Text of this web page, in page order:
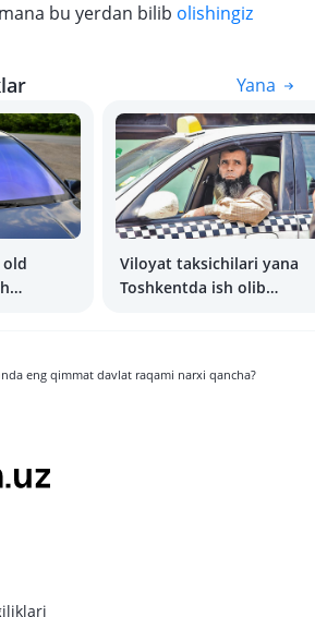
bu yerdan bilib olishingiz
Yana
Viloyat taksichilari yana
Toshkentda ish olib
eng qimmat davlat raqami narxi qancha?